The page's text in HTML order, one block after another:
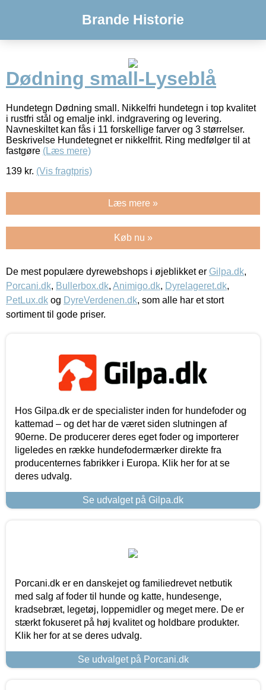
Brande Historie
Dødning small-Lyseblå
Hundetegn Dødning small. Nikkelfri hundetegn i top kvalitet
i rustfri stål og emalje inkl. indgravering og levering.
Navneskiltet kan fås i 11 forskellige farver og 3 størrelser.
Beskrivelse Hundetegnet er nikkelfrit. Ring medfølger til at
fastgøre (Læs mere)
139 kr. (Vis fragtpris)
Læs mere »
Køb nu »
De mest populære dyrewebshops i øjeblikket er Gilpa.dk,
Porcani.dk, Bullerbox.dk, Animigo.dk, Dyrelageret.dk,
PetLux.dk og DyreVerdenen.dk, som alle har et stort
sortiment til gode priser.
Hos Gilpa.dk er de specialister inden for hundefoder og
kattemad – og det har de været siden slutningen af
90erne. De producerer deres eget foder og importerer
ligeledes en række hundefodermærker direkte fra
producenternes fabrikker i Europa. Klik her for at se
deres udvalg.
Se udvalget på Gilpa.dk
Porcani.dk er en danskejet og familiedrevet netbutik
med salg af foder til hunde og katte, hundesenge,
kradsebræt, legetøj, loppemidler og meget mere. De er
stærkt fokuseret på høj kvalitet og holdbare produkter.
Klik her for at se deres udvalg.
Se udvalget på Porcani.dk